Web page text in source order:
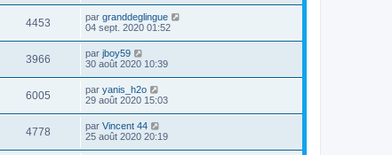
4453 par granddeglingue
04 sept. 2020 01:52
3966 par jboy59
30 août 2020 10:39
6005 par yanis_h2o
29 août 2020 15:03
4778 par Vincent 44
25 août 2020 20:19